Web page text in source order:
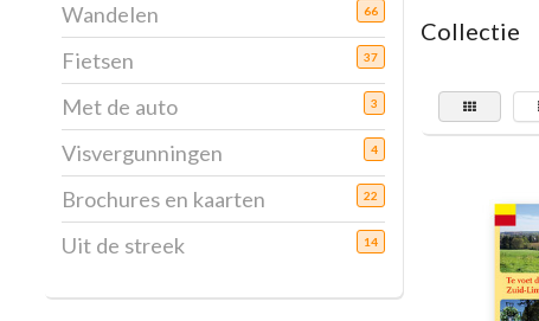
Wandelen 66
Fietsen 37
Met de auto 3
Visvergunningen 4
Brochures en kaarten 22
Uit de streek 14
Collectie